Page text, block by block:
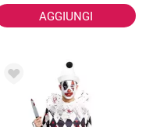
AGGIUNGI